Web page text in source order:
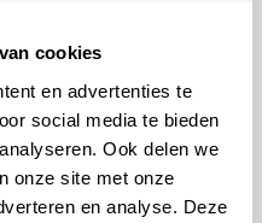
cookies
en advertenties te
social media te bieden
Ook delen we
onze site met onze
en analyse. Deze